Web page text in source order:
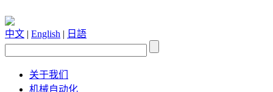
中文 | English | 日語
关于我们
机械自动化